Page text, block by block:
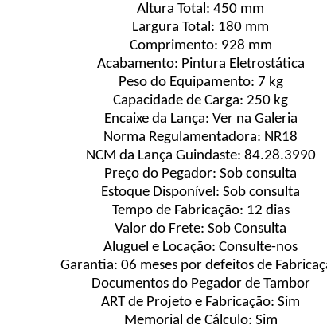
Altura Total: 450 mm
Largura Total: 180 mm
Comprimento: 928 mm
Acabamento: Pintura Eletrostática
Peso do Equipamento: 7 kg
Capacidade de Carga: 250 kg
Encaixe da Lança: Ver na Galeria
Norma Regulamentadora: NR18
NCM da Lança Guindaste: 84.28.3990
Preço do Pegador: Sob consulta
Estoque Disponível: Sob consulta
Tempo de Fabricação: 12 dias
Valor do Frete: Sob Consulta
Aluguel e Locação: Consulte-nos
Garantia: 06 meses por defeitos de
Documentos do Pegador de Tambor
ART de Projeto e Fabricação: Sim
Memorial de Cálculo: Sim